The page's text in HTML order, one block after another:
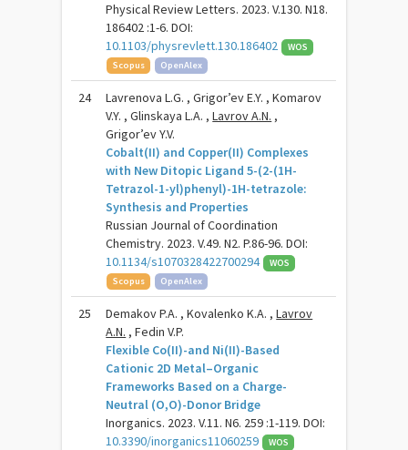
Physical Review Letters. 2023. V.130. N18.
186402 :1-6. DOI:
10.1103/physrevlett.130.186402
WOS
Scopus
OpenAlex
24
Lavrenova L.G. , Grigor’ev E.Y. , Komarov
V.Y. , Glinskaya L.A. ,Lavrov A.N. ,
Grigor’ev Y.V.
Cobalt(II) and Copper(II) Complexes
with New Ditopic Ligand 5-(2-(1H-
Tetrazol-1-yl)phenyl)-1H-tetrazole:
Synthesis and Properties
Russian Journal of Coordination
Chemistry. 2023. V.49. N2. P.86-96. DOI:
10.1134/s1070328422700294
WOS
Scopus
OpenAlex
25 Demakov P.A. , Kovalenko K.A. ,Lavrov
A.N. , Fedin V.P.
Flexible Co(II)-and Ni(II)-Based
Cationic 2D Metal–Organic
Frameworks Based on a Charge-
Neutral (O,O)-Donor Bridge
Inorganics. 2023. V.11. N6. 259 :1-119. DOI:
10.3390/inorganics11060259
WOS